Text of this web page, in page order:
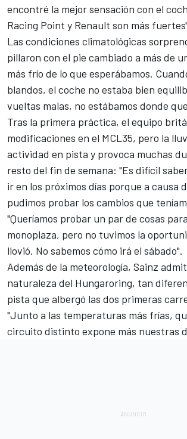
encontré la mejor sensación con el
Racing Point y Renault son más
Las condiciones climatológicas
pillaron con el pie cambiado a más de
más frío de lo que esperábamos.
blandos, el coche no estaba bien
vueltas malas, no estábamos donde
Tras la primera práctica, el equipo
modificaciones en el MCL35, pero la
actividad en pista y provoca muchas
resto del fin de semana: "Es difícil
ir en los próximos días porque a causa
pudimos probar los cambios que
"Queríamos probar un par de cosas
monoplaza, pero no tuvimos la
llovió. No sabemos cómo irá el sábado".
Además de la meteorología, Sainz
naturaleza del Hungaroring, tan
pista que albergó las dos primeras
"Junto a las temperaturas más frías,
circuito distinto expone más nuestras